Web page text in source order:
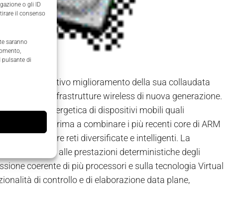
o gli ID
il consenso
saranno
pulsante di
di un significativo miglioramento della sua collaudata
delle infrastrutture wireless di nuova generazione.
l'efficienza energetica di dispositivi mobili quali
sarà la prima a combinare i più recenti core di ARM
per realizzare reti diversificate e intelligenti. La
generici alle prestazioni deterministiche degli
coerente di più processori e sulla tecnologia Virtual
di controllo e di elaborazione data plane,